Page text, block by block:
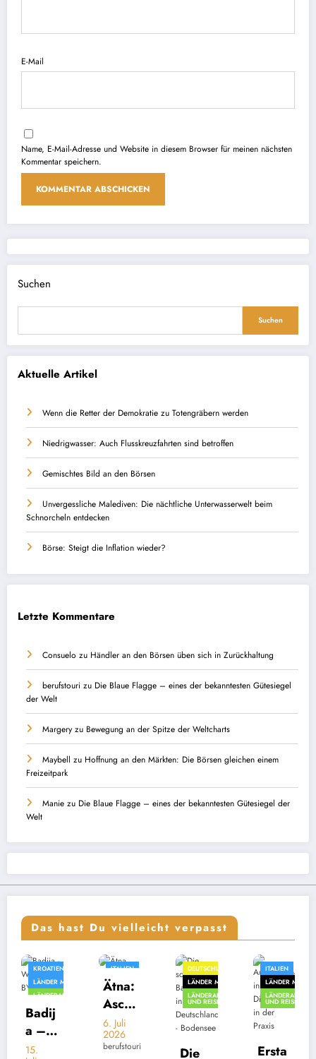
E-Mail
Name, E-Mail-Adresse und Website in diesem Browser für meinen nächsten
Kommentar speichern.
Suchen
Suchen
Aktuelle Artikel
Wenn die Retter der Demokratie zu Totengräbern werden
Niedrigwasser: Auch Flusskreuzfahrten sind betroffen
Gemischtes Bild an den Börsen
Unvergessliche Malediven: Die nächtliche Unterwasserwelt beim
Schnorcheln entdecken
Börse: Steigt die Inflation wieder?
Letzte Kommentare
Consuelo zu Händler an den Börsen üben sich in Zurückhaltung
berufstouri zu Die Blaue Flagge – eines der bekanntesten Gütesiegel
der Welt
Margery zu Bewegung an der Spitze der Weltcharts
Maybell zu Hoffnung an den Märkten: Die Börsen gleichen einem
Freizeitpark
Manie zu Die Blaue Flagge – eines der bekanntesten Gütesiegel der
Welt
Das hast Du vielleicht verpasst
LÄNDER MIT I
Ätna:
en
2026
DEUTSCHLAND
LÄNDERALMANACH
UND REISEN
Die
LÄNDER MIT I
LÄNDERALMANACH
UND REISEN